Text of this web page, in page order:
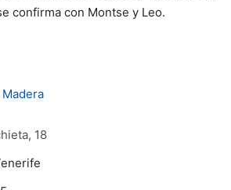
confirma con Montse y Leo.
18